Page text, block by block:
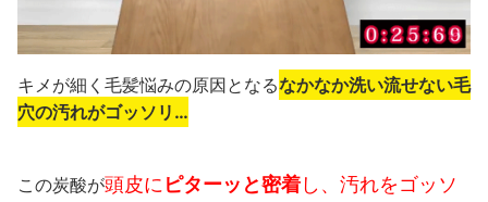
キメが細く 毛髪悩みの原因となるなかなか洗い流せない毛
穴の汚れがゴッソリ…
この炭酸が頭皮に ピターッと密着し、汚れをゴッソ